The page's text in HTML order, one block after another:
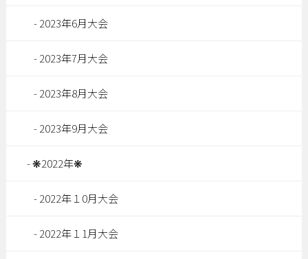
2023年6月大会
2023年7月大会
2023年8月大会
2023年9月大会
❋2022年❋
2022年１0月大会
2022年１1月大会